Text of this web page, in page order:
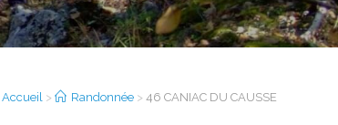
Accueil > Randonnée> 46 CANIAC DU CAUSSE